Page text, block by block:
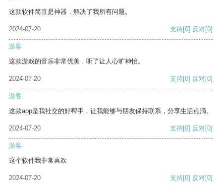
这款软件简直是神器，解决了我所有问题。
2024-07-20 支持[0] 反对[0]
游客
这款游戏的音乐非常优美，听了让人心旷神怡。
2024-07-20 支持[0] 反对[0]
游客
这款app是我社交的好帮手，让我能够与朋友保持联系，分享生活点滴。
2024-07-20 支持[0] 反对[0]
游客
这个软件我非常喜欢
2024-07-20 支持[0] 反对[0]